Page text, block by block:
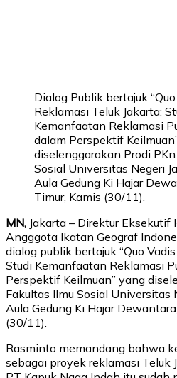
Dialog Publik bertajuk
Reklamasi Teluk Jakarta:
Kemanfaatan Reklamasi
dalam Perspektif
diselenggarakan Prodi
Sosial Universitas Negeri
Aula Gedung Ki Hajar
Timur, Kamis (30/11).
MN, Jakarta – Direktur Eksekutif
Angggota Ikatan Geograf
dialog publik bertajuk “Quo
Studi Kemanfaatan Reklamasi
Perspektif Keilmuan” yang
Fakultas Ilmu Sosial Universitas
Aula Gedung Ki Hajar
(30/11).
Rasminto memandang bahwa
sebagai proyek reklamasi Teluk